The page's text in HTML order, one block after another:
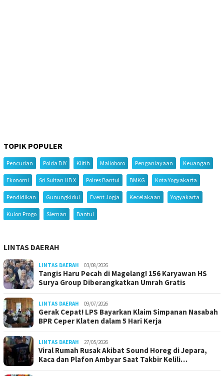
TOPIK POPULER
Pencurian Polda DIY Klitih Malioboro Penganiayaan Keuangan
Ekonomi Sri Sultan HB X Polres Bantul BMKG Kota Yogyakarta
Pendidikan Gunungkidul Event Jogja Kecelakaan Yogyakarta
Kulon Progo Sleman Bantul
LINTAS DAERAH
LINTAS DAERAH 03/08/2026
Tangis Haru Pecah di Magelang! 156 Karyawan HS
Surya Group Diberangkatkan Umrah Gratis
LINTAS DAERAH 09/07/2026
Gerak Cepat! LPS Bayarkan Klaim Simpanan Nasabah
BPR Ceper Klaten dalam 5 Hari Kerja
LINTAS DAERAH 27/05/2026
Viral Rumah Rusak Akibat Sound Horeg di Jepara,
Kaca dan Plafon Ambyar Saat Takbir Kelili…